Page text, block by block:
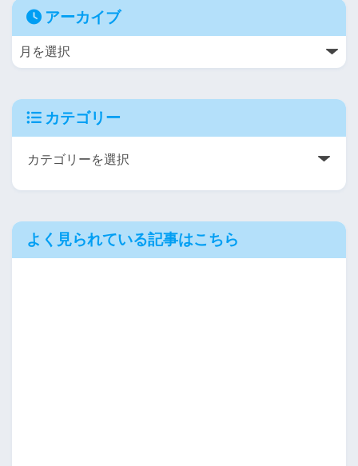
アーカイブ
カテゴリー
よく見られている記事はこちら